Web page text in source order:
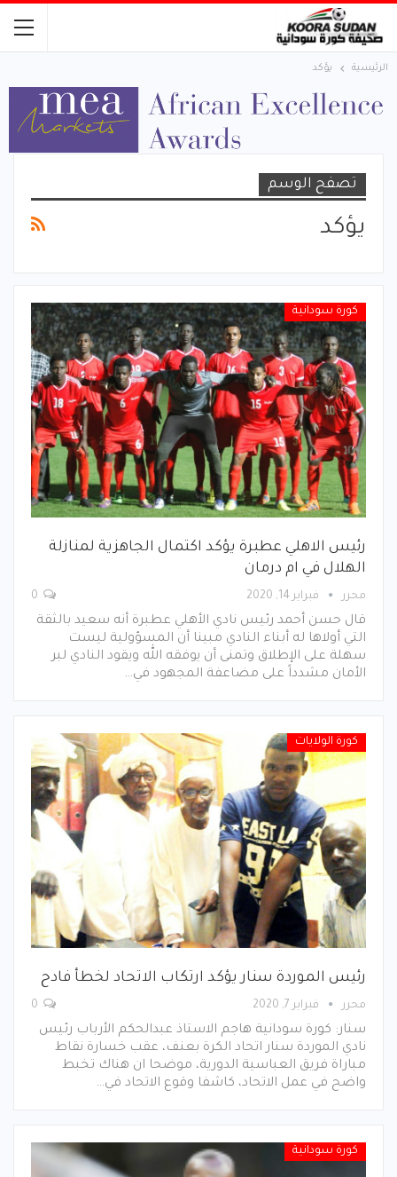
الرئيسية يؤكد
تصفح الوسم
يؤكد
كورة سودانية
رئيس الاهلي عطبرة يؤكد اكتمال الجاهزية لمنازلة
الهلال في ام درمان
محرر فبراير 14, 2020
قال حسن أحمد رئيس نادي الأهلي عطبرة أنه سعيد بالثقة
التي أولاها له أبناء النادي مبينا أن المسؤولية ليست
سهلة على الإطلاق وتمنى أن يوفقه الله ويقود النادي لبر
الأمان مشدداً على مضاعفة المجهود في…
كورة الولايات
رئيس الموردة سنار يؤكد ارتكاب الاتحاد لخطأ فادح
محرر فبراير 7, 2020
سنار: كورة سودانية هاجم الاستاذ عبدالحكم الأرباب رئيس
نادي الموردة سنار اتحاد الكرة بعنف، عقب خسارة نقاط
مباراة فريق العباسية الدورية، موضحا ان هناك تخبط
واضح في عمل الاتحاد، كاشفا وقوع الاتحاد في…
كورة سودانية